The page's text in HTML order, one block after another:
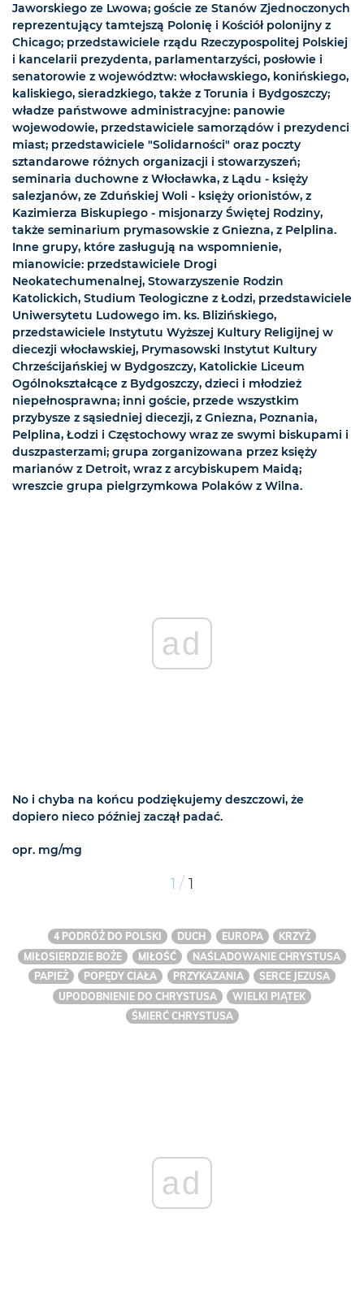
Jaworskiego ze Lwowa; goście ze Stanów Zjednoczonych
reprezentujący tamtejszą Polonię i Kościół polonijny z
Chicago; przedstawiciele rządu Rzeczypospolitej Polskiej
i kancelarii prezydenta, parlamentarzyści, posłowie i
senatorowie z województw: włocławskiego, konińskiego,
kaliskiego, sieradzkiego, także z Torunia i Bydgoszczy;
władze państwowe administracyjne: panowie
wojewodowie, przedstawiciele samorządów i prezydenci
miast; przedstawiciele "Solidarności" oraz poczty
sztandarowe różnych organizacji i stowarzyszeń;
seminaria duchowne z Włocławka, z Lądu - księży
salezjanów, ze Zduńskiej Woli - księży orionistów, z
Kazimierza Biskupiego - misjonarzy Świętej Rodziny,
także seminarium prymasowskie z Gniezna, z Pelplina.
Inne grupy, które zasługują na wspomnienie,
mianowicie: przedstawiciele Drogi
Neokatechumenalnej, Stowarzyszenie Rodzin
Katolickich, Studium Teologiczne z Łodzi, przedstawiciele
Uniwersytetu Ludowego im. ks. Blizińskiego,
przedstawiciele Instytutu Wyższej Kultury Religijnej w
diecezji włocławskiej, Prymasowski Instytut Kultury
Chrześcijańskiej w Bydgoszczy, Katolickie Liceum
Ogólnokształcące z Bydgoszczy, dzieci i młodzież
niepełnosprawna; inni goście, przede wszystkim
przybysze z sąsiedniej diecezji, z Gniezna, Poznania,
Pelplina, Łodzi i Częstochowy wraz ze swymi biskupami i
duszpasterzami; grupa zorganizowana przez księży
marianów z Detroit, wraz z arcybiskupem Maidą;
wreszcie grupa pielgrzymkowa Polaków z Wilna.
ad
No i chyba na końcu podziękujemy deszczowi, że
dopiero nieco później zaczął padać.
opr. mg/mg
1 / 1
4 PODRÓŻ DO POLSKI DUCH EUROPA
KRZYŻ
MIŁOSIERDZIE BOŻE
MIŁOŚĆ
NAŚLADOWANIE CHRYSTUSA
PAPIEŻ
POPĘDY CIAŁA PRZYKAZANIA
SERCE JEZUSA
UPODOBNIENIE DO CHRYSTUSA
WIELKI PIĄTEK
ŚMIERĆ CHRYSTUSA
ad